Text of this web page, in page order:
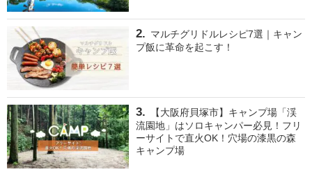
マルチグリドルレシピ7選｜キャン
プ飯に革命を起こす！
【大阪府貝塚市】キャンプ場「渓
流園地」はソロキャンパー必見！フリ
ーサイトで直火OK！穴場の漆黒の森
キャンプ場